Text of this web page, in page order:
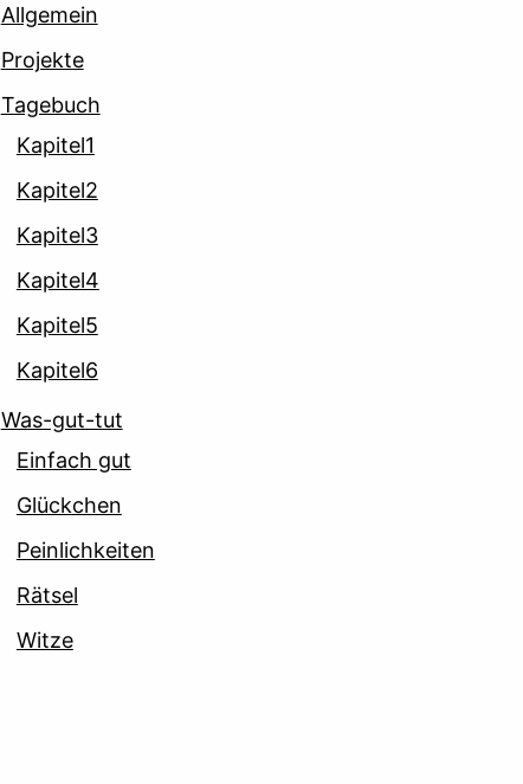
Allgemein
Projekte
Tagebuch
Kapitel1
Kapitel2
Kapitel3
Kapitel4
Kapitel5
Kapitel6
Was-gut-tut
Einfach gut
Glückchen
Peinlichkeiten
Rätsel
Witze